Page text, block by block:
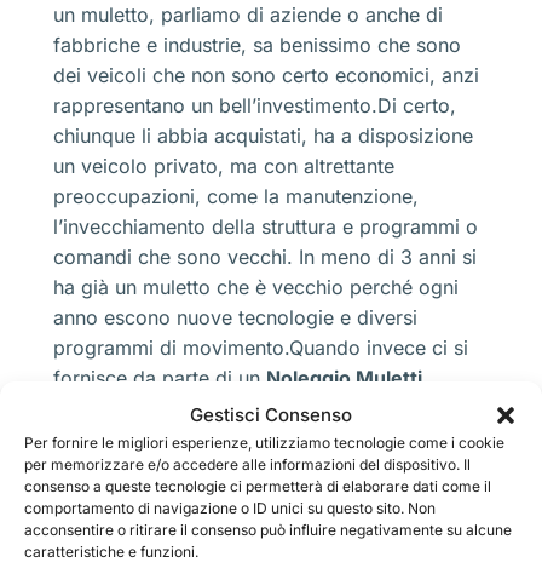
Gestisci Consenso
Per fornire le migliori esperienze, utilizziamo tecnologie come i cookie
per memorizzare e/o accedere alle informazioni del dispositivo. Il
consenso a queste tecnologie ci permetterà di elaborare dati come il
comportamento di navigazione o ID unici su questo sito. Non
acconsentire o ritirare il consenso può influire negativamente su alcune
caratteristiche e funzioni.
un muletto, parliamo di aziende o anche di
fabbriche e industrie, sa benissimo che sono
dei veicoli che non sono certo economici, anzi
rappresentano un bell’investimento.Di certo,
chiunque li abbia acquistati, ha a disposizione
un veicolo privato, ma con altrettante
preoccupazioni, come la manutenzione,
l’invecchiamento della struttura e programmi o
comandi che sono vecchi. In meno di 3 anni si
ha già un muletto che è vecchio perché ogni
anno escono nuove tecnologie e diversi
programmi di movimento.Quando invece ci si
fornisce da parte di un Noleggio Muletti
Frontali Via Santa Sofia Milanosi ha a
disposizione una vasta scelta. Molte aziende
possono avere un modello che sia stato
immesso sul mercato direttamente in
quest’anno. Nuovo e ottimizzato nelle
funzioni.Molte sono le aziende che investono